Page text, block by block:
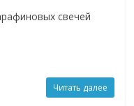
свечей
Читать далее